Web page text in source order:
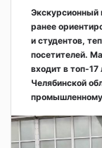
Экскурсионный
ранее
и студентов,
посетителей.
входит в топ-
Челябинской